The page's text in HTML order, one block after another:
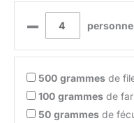
–
500 grammes de
100 grammes de
50 grammes de